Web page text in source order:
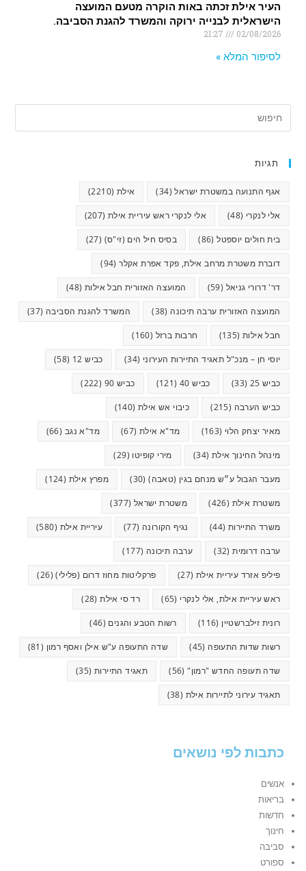
העיר אילת זכתה באות הוקרה מטעם המועצה
הישראלית לבנייה ירוקה והמשרד להגנת הסביבה.
02/08/2026
לסיפור המלא »
תגיות
אגף התנועה במשטרת ישראל(34) אילת (2210)
אלי לנקרי (48) אלי לנקרי ראש עיריית אילת (207)
בית חולים יוספטל(86) בסיס חיל הים (זי"ס) (27)
דוברת משטרת מרחב אילת, פקד אפרת אקלר(94)
דר' דרורי גניאל (59) המועצה האזורית חבל אילות (48)
המועצה האזורית ערבה תיכונה (38) המשרד להגנת הסביבה (37)
חבל אילות (135) חרבות ברזל (160)
יוסי חן – מנכ"ל תאגיד התיירות העירוני (34) כביש 12 (58)
כביש 25 (33) כביש 40 (121) כביש 90 (222)
כביש הערבה (215) כיבוי אש אילת (140)
מאיר יצחק הלוי (163) מד"א אילת (67) מד"א נגב (66)
מינהל החינוך אילת (34) מירי קופיטו (29)
מעבר הגבול ע״ש מנחם בגין (טאבה)(30) מפרץ אילת (124)
משטרת אילת (426) משטרת ישראל (377)
משרד התיירות (44) נגיף הקורונה (77) עיריית אילת (580)
ערבה דרומית(32) ערבה תיכונה (177)
פיליפ אזרד עיריית אילת (27) פרקליטות מחוז דרום (פלילי)(26)
ראש עיריית אילת, אלי לנקרי (65) רד סי אילת(28)
רונית זילברשטיין (116) רשות הטבע והגנים (46)
רשות שדות התעופה (45) שדה התעופה ע"ש אילן ואסף רמון (81)
שדה תעופה החדש "רמון"(56) תאגיד התיירות (35)
תאגיד עירוני לתיירות אילת (38)
כתבות לפי נושאים
אנשים
בריאות
חדשות
חינוך
סביבה
ספורט